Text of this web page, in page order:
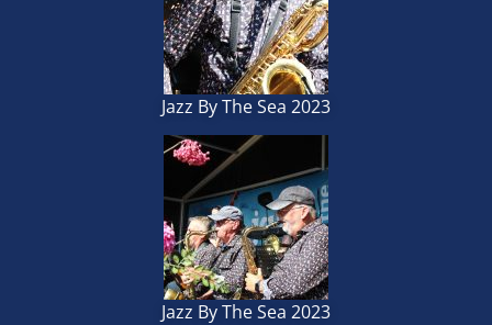
Jazz By The Sea 2023
Jazz By The Sea 2023